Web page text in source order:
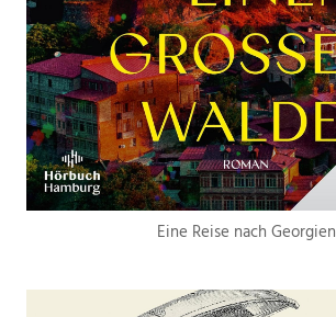
Eine Reise nach Georgien